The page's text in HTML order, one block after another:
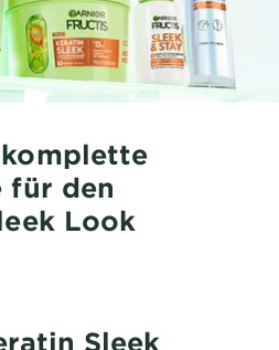
für den
Look
Sleek